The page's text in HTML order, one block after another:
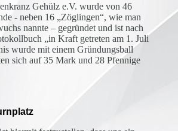
Gehülz e.V. wurde von 46
- neben 16 „Zöglingen“, wie man
nannte – gegründet und ist nach
„in Kraft getreten am 1. Juli
wurde mit einem Gründungsball
sich auf 35 Mark und 28 Pfennige